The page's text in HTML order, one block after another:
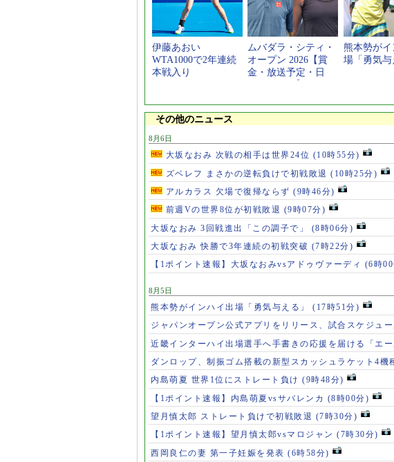
伊藤あおい
WTA1000で2年連続
本戦入り
ムバダラ・シティ・
オープン 2026【賞
金・放送予定・日
熊本勢がイ
場「勇気与
その他のニュース
8月6日
大坂なおみ 次戦の相手は世界24位 (10時55分)
ズベレフ まさかの逆転負けで初戦敗退 (10時25分)
アルカラス 欠場で復帰ならず (9時46分)
前週Vの世界8位が初戦敗退 (9時07分)
大坂なおみ 3回戦進出「この調子で」 (8時06分)
大坂なおみ 快勝で3年連続の初戦突破 (7時22分)
【1ポイント速報】大坂なおみvsアドゥヴァーディ (6時
8月5日
熊本勢がインハイ出場「勇気与える」 (17時51分)
ジャパンオープン公式アプリをリリース、試合スケジュ
近畿インターハイ出場選手へ手書きの応援を届ける「エ
ダンロップ、制振ゴム搭載の新型スカッシュラケット4機
内島萌夏 世界1位にストレート負け (9時48分)
【1ポイント速報】内島萌夏vsサバレンカ (8時00分)
望月慎太郎 ストレート負けで初戦敗退 (7時30分)
【1ポイント速報】望月慎太郎vsマロジャン (7時30分)
西岡良仁の妻 第一子妊娠を発表 (6時58分)